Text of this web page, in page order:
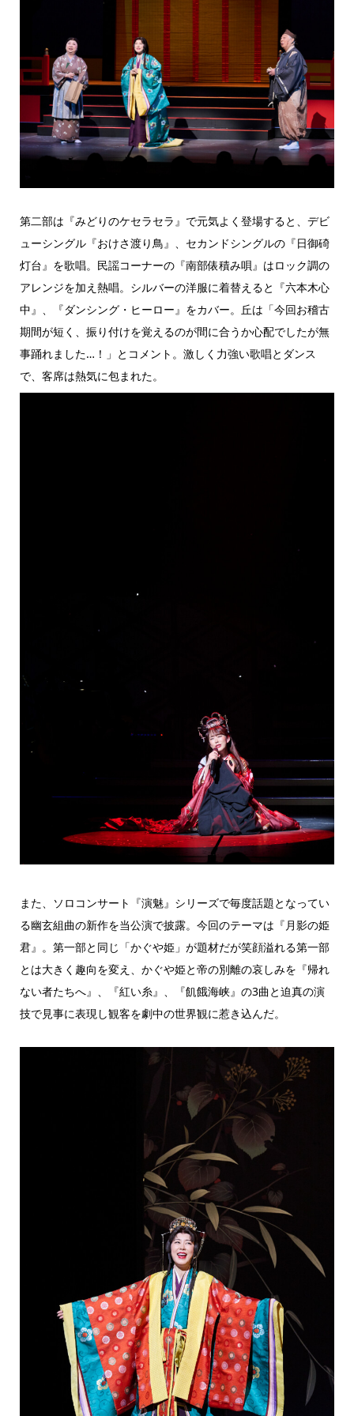
第二部は『みどりのケセラセラ』で元気よく登場すると、デビ
ューシングル『おけさ渡り鳥』、セカンドシングルの『日御碕
灯台』を歌唱。民謡コーナーの『南部俵積み唄』はロック調の
アレンジを加え熱唱。シルバーの洋服に着替えると『六本木心
中』、『ダンシング・ヒーロー』をカバー。丘は「今回お稽古
期間が短く、振り付けを覚えるのが間に合うか心配でしたが無
事踊れました…！」とコメント。激しく力強い歌唱とダンス
で、客席は熱気に包まれた。
また、ソロコンサート『演魅』シリーズで毎度話題となってい
る幽玄組曲の新作を当公演で披露。今回のテーマは『月影の姫
君』。第一部と同じ「かぐや姫」が題材だが笑顔溢れる第一部
とは大きく趣向を変え、かぐや姫と帝の別離の哀しみを『帰れ
ない者たちへ』、『紅い糸』、『飢餓海峡』の3曲と迫真の演
技で見事に表現し観客を劇中の世界観に惹き込んだ。